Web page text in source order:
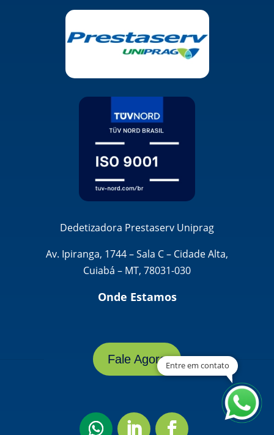
Dedetizadora Prestaserv Uniprag
Av. Ipiranga, 1744 – Sala C – Cidade Alta,
Cuiabá – MT, 78031-030
Onde Estamos
Fale AgoraEntre em contato